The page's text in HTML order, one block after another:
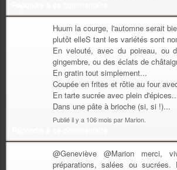
Huum la courge, l'automne serait
plutôt elleS tant les variétés sont
En velouté, avec du poireau, ou
gingembre, ou des éclats de
En gratin tout simplement...
Coupée en frites et rôtie au four
En tarte sucrée avec plein
Dans une pâte à brioche (si, si !)...
Publié il y a 106 mois par Marion.
@Geneviève @Marion merci,
préparations, salées ou sucrées.